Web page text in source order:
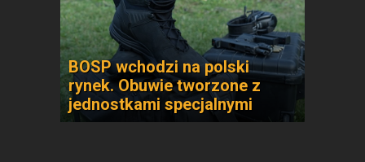
BOSP wchodzi na polski
rynek. Obuwie tworzone z
jednostkami specjalnymi